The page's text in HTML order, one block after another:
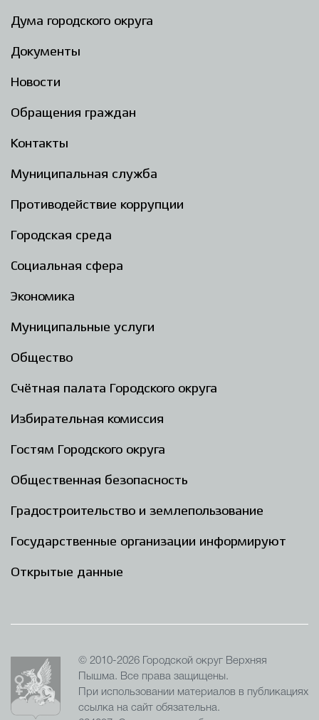
Государственные организации
Дума городского округа
Документы
Новости
Обращения граждан
Контакты
Муниципальная служба
Противодействие коррупции
Городская среда
Социальная сфера
Экономика
Муниципальные услуги
Общество
Счётная палата Городского округа
Избирательная комиссия
Гостям Городского округа
Общественная безопасность
Градостроительство и землепользование
Государственные организации информируют
Открытые данные
© 2010-2026 Городской округ Верхняя
Пышма. Все права защищены.
При использовании материалов в публикациях
ссылка на сайт обязательна.